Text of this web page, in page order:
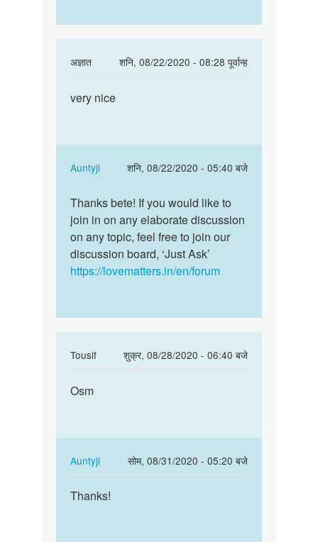
अज्ञात
शनि, 08/22/2020 - 08:28 पूर्वान्ह
In
to
by
janvi
chodry
very
very nice
Auntyji
शनि, 08/22/2020 - 05:40 बजे
In
reply
to
very
nice
by
अज्ञात
Thanks
bete!
If
you
would…
Thanks bete! If you would like to
join in on any elaborate discussion
on any topic, feel free to join our
discussion board, ‘Just Ask’
https://lovematters.in/en/forum
Tousif
शुक्र, 08/28/2020 - 06:40 बजे
In
by
janvi
chodry
Osm
Osm
Auntyji
सोम, 08/31/2020 - 05:20 बजे
In
reply
to
Thanks!
Thanks!